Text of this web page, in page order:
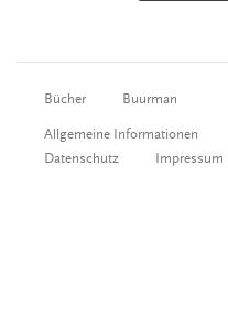
Bücher Buurman
Allgemeine Informationen
Datenschutz
Impressum